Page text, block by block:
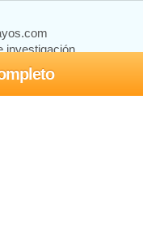
investigación